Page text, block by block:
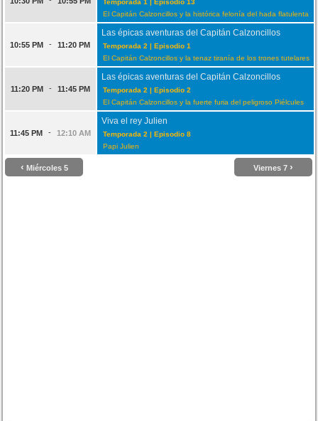
El Capitán Calzoncillos y la histórica felonía del hada flatulenta
10:55 PM - 11:20 PM
Las épicas aventuras del Capitán Calzoncillos
Temporada 2 | Episodio 1
El Capitán Calzoncillos y la tenaz tiranía de los trones tutelares
11:20 PM - 11:45 PM
Las épicas aventuras del Capitán Calzoncillos
Temporada 2 | Episodio 2
El Capitán Calzoncillos y la fuerte furia del peligroso Piélcules
11:45 PM - 12:10 AM
Viva el rey Julien
Temporada 2 | Episodio 8
Papi Julien
‹ Miércoles 5 Viernes 7 ›